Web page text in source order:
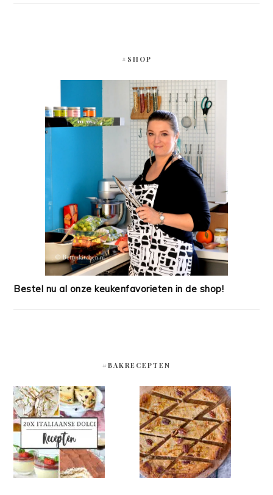
#SHOP
Bestel nu al onze keukenfavorieten in de shop!
#BAKRECEPTEN